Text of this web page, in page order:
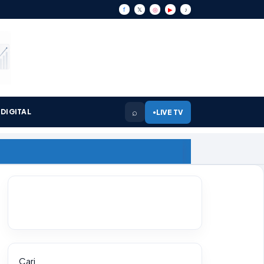
f 𝕏 ◎ ▶ ♪
⌕ ●LIVE TV
Cari